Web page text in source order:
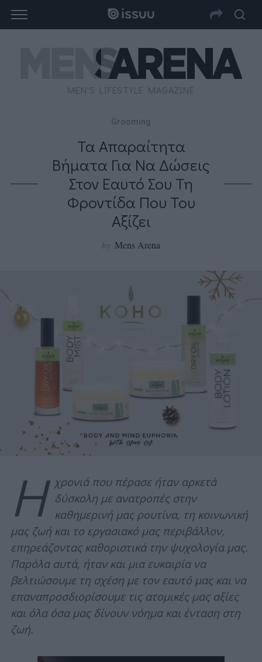
MEN'S LIFESTYLE MAGAZINE
Grooming
Τα Απαραίτητα
Βήματα Για Να Δώσεις
Στον Εαυτό Σου Τη
Φροντίδα Που Του
Αξίζει
by Mens Arena
Η
χρονιά που πέρασε ήταν αρκετά
δύσκολη με ανατροπές στην
καθημερινή μας ρουτίνα, τη κοινωνική
μας ζωή και το εργασιακό μας περιβάλλον,
επηρεάζοντας καθοριστικά την ψυχολογία μας.
Παρόλα αυτά, ήταν και μια ευκαιρία να
βελτιώσουμε τη σχέση με τον εαυτό μας και να
επαναπροσδιορίσουμε τις ατομικές μας αξίες
και όλα όσα μας δίνουν νόημα και ένταση στη
ζωή.